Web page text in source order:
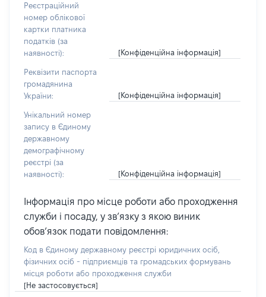
Реєстраційний
номер облікової
картки платника
податків (за
наявності):
[Конфіденційна інформація]
Реквізити паспорта
громадянина
України:
[Конфіденційна інформація]
Унікальний номер
запису в Єдиному
державному
демографічному
реєстрі (за
наявності):
[Конфіденційна інформація]
Інформація про місце роботи або проходження
служби і посаду, у зв’язку з якою виник
обов’язок подати повідомлення:
Код в Єдиному державному реєстрі юридичних осіб,
фізичних осіб - підприємців та громадських формувань
місця роботи або проходження служби
[Не застосовується]